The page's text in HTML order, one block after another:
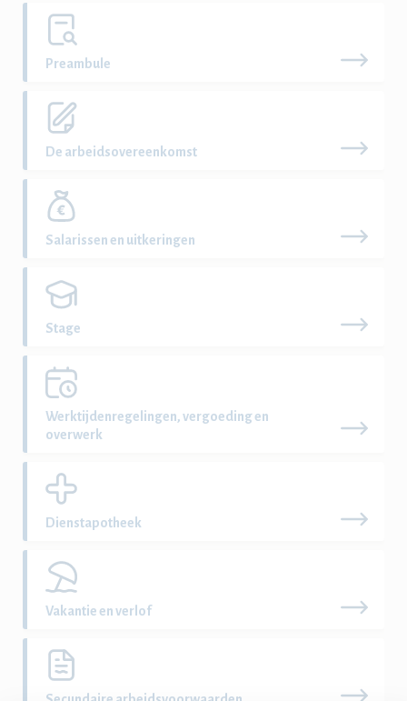
Preambule
De arbeidsovereenkomst
Salarissen en uitkeringen
Stage
Werktijdenregelingen, vergoeding en
overwerk
Dienstapotheek
Vakantie en verlof